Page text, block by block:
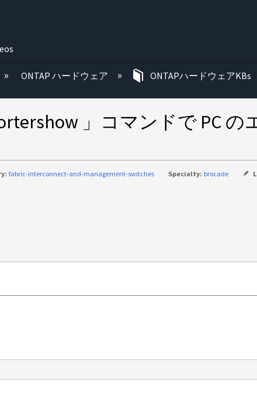
む
ONTAP ハードウェア ONTAPハードウェアKBs
」コマンドで PC
fabric-interconnect-and-management-switches Specialty: brocade